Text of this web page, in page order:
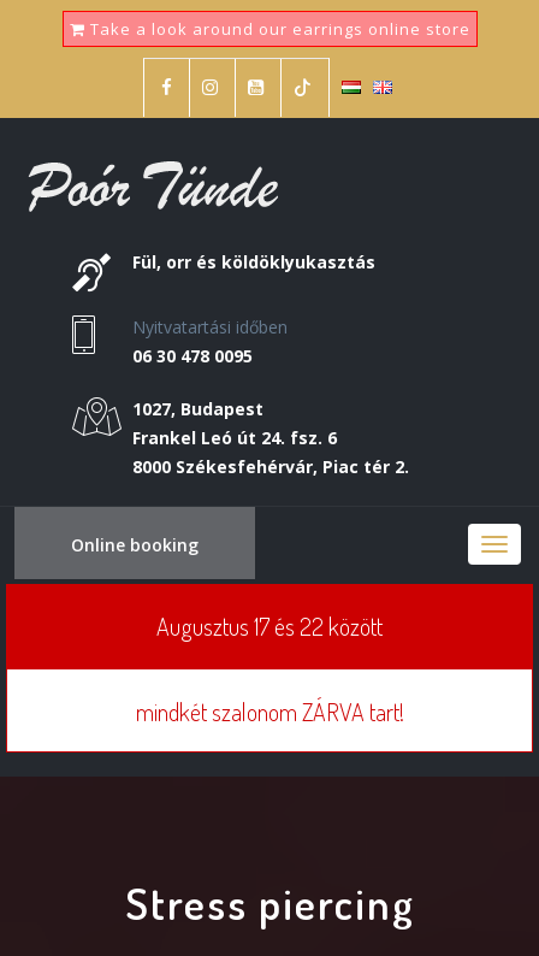
Take a look around our earrings online store
Fül, orr és köldöklyukasztás
Nyitvatartási időben
06 30 478 0095
1027, Budapest
Frankel Leó út 24. fsz. 6
8000 Székesfehérvár, Piac tér 2.
Toggle
Online booking
Augusztus 17 és 22 között
mindkét szalonom ZÁRVA tart!
Stress piercing